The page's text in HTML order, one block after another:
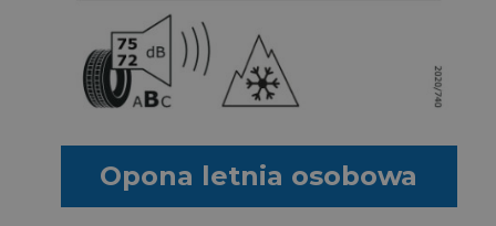
Opona letnia osobowa